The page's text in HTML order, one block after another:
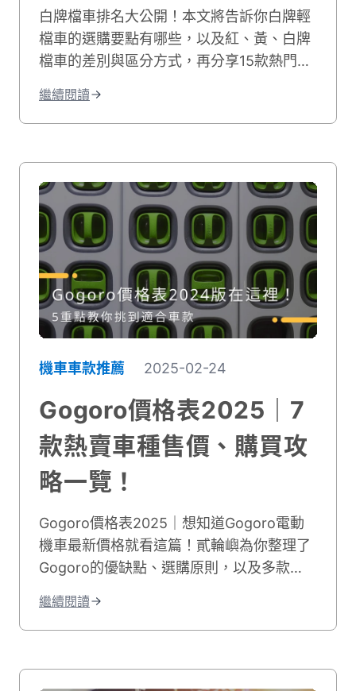
白牌檔車排名大公開！本文將告訴你白牌輕
檔車的選購要點有哪些，以及紅、黃、白牌
檔車的差別與區分方式，再分享15款熱門的
優秀又專業的二手機車行【貳輪嶼】！
繼續閱讀
機車車款推薦 2025-02-24
Gogoro價格表2025｜7
款熱賣車種售價、購買攻
略一覽！
Gogoro價格表2025｜想知道Gogoro電動
機車最新價格就看這篇！貳輪嶼為你整理了
Gogoro的優缺點、選購原則，以及多款
想的電動機車！
繼續閱讀